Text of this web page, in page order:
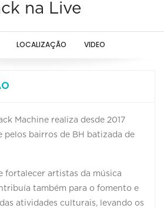
na Live
LOCALIZAÇÃO VIDEO
Machine realiza desde 2017
pelos bairros de BH batizada de
fortalecer artistas da música
também para o fomento e
atividades culturais, levando os